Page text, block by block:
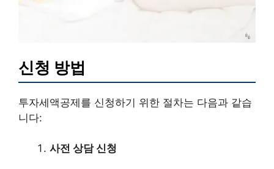
신청 방법
투자세액공제를 신청하기 위한 절차는 다음과 같습
니다:
사전 상담 신청